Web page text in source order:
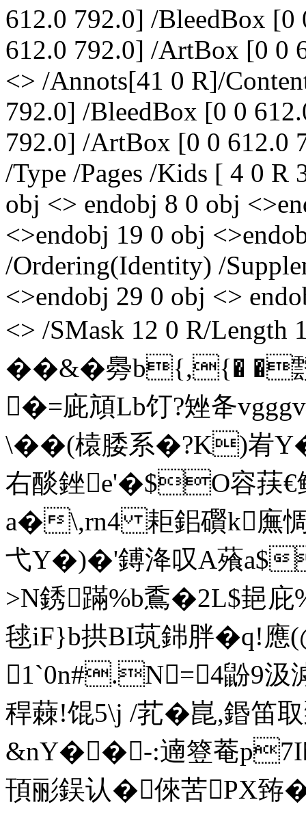
612.0 792.0] /BleedBox
612.0 792.0] /ArtBox [0 0
<> /Annots[41 0 R]/
792.0] /BleedBox [0 0
792.0] /ArtBox [0 0 612.0
/Type /Pages /Kids [ 4 0 R
obj <> endobj 8 0 obj
<>endobj 19 0 obj
/Ordering(Identity) /
<>endobj 29 0 obj <>
<> /SMask 12 0 R/
��&�臱b{,{� �
�=庛頏Lb饤?矬夅
\��(榬腇系�?K)峟
右醈銼e'�$O容荴€
a�\,rn4 耟鈻礥k廡惆
弋Y�)�'鎛洚叹A蕵
>N銹蹣%b穒�2L$郌
毬iF}b拱BI茿銟胖�q!應
1`0n#.N=4鼢9汲
稈蕀!馄5\j /芤�崑,鍲笛取
&nY��-:遖簦菴
頇彨鋘认�倈苦PX臶